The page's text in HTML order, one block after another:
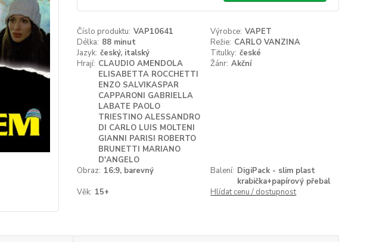
Číslo produktu: VAP10641 Výrobce: VAPET
Délka: 88 minut Režie: CARLO VANZINA
Jazyk: český, italský Titulky: české
Hrají: CLAUDIO AMENDOLA
ELISABETTA ROCCHETTI
ENZO SALVIKASPAR
CAPPARONI GABRIELLA
LABATE PAOLO
TRIESTINO ALESSANDRO
DI CARLO LUIS MOLTENI
GIANNI PARISI ROBERTO
BRUNETTI MARIANO
D'ANGELO
Žánr: Akční
Obraz: 16:9, barevný Balení: DigiPack - slim plast
krabička+papírový přebal
Věk: 15+ Hlídat cenu / dostupnost